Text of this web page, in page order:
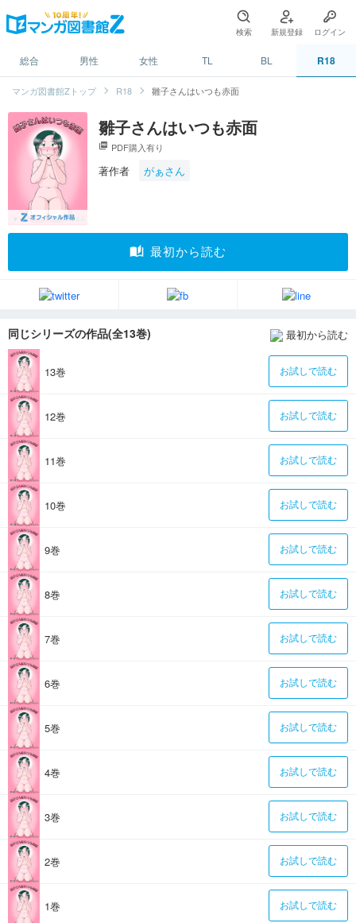
検索 新規登録 ログイン
総合 男性 女性 TL BL R18
マンガ図書館Zトップ R18 雛子さんはいつも赤面
雛子さんはいつも赤面
picture_as_pdf PDF購入有り
著作者 がぁさん
auto_stories 最初から読む
同じシリーズの作品(全13巻) 最初から読む
13巻 お試しで読む
12巻 お試しで読む
11巻 お試しで読む
10巻 お試しで読む
9巻 お試しで読む
8巻 お試しで読む
7巻 お試しで読む
6巻 お試しで読む
5巻 お試しで読む
4巻 お試しで読む
3巻 お試しで読む
2巻 お試しで読む
1巻 お試しで読む